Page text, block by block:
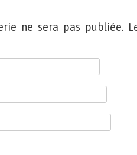
ne sera pas publiée.